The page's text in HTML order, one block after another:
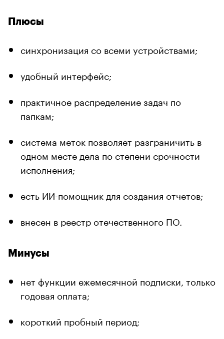
Плюсы
синхронизация со всеми устройствами;
удобный интерфейс;
практичное распределение задач по
папкам;
система меток позволяет разграничить в
одном месте дела по степени срочности
исполнения;
есть ИИ-помощник для создания отчетов;
внесен в реестр отечественного ПО.
Минусы
нет функции ежемесячной подписки, только
годовая оплата;
короткий пробный период;